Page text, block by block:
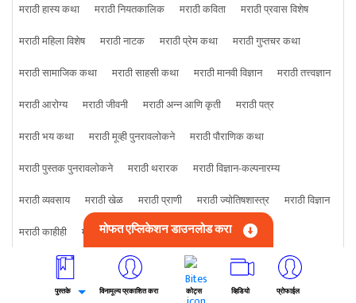
मराठी हास्य कथा
मराठी नियतकालिक मराठी कविता
मराठी प्रवास विशेष
मराठी महिला विशेष
मराठी नाटक मराठी प्रेम कथा
मराठी गुप्तचर कथा
मराठी सामाजिक कथा
मराठी साहसी कथा मराठी मानवी विज्ञान
मराठी तत्त्वज्ञान
मराठी आरोग्य
मराठी जीवनी मराठी अन्न आणि कृती
मराठी पत्र
मराठी भय कथा
मराठी मूव्ही पुनरावलोकने
मराठी पौराणिक कथा
मराठी पुस्तक पुनरावलोकने
मराठी थरारक
मराठी विज्ञान-कल्पनारम्य
मराठी व्यवसाय
मराठी खेळ मराठी प्राणी मराठी ज्योतिषशास्त्र
मराठी विज्ञान
मराठी काहीही
मराठी क्राइम कथा
मोफत एप्लिकेशन डाउनलोड करा
पुस्तके विनामूल्य प्रकाशित करा कोट्स व्हिडियो प्रोफाईल